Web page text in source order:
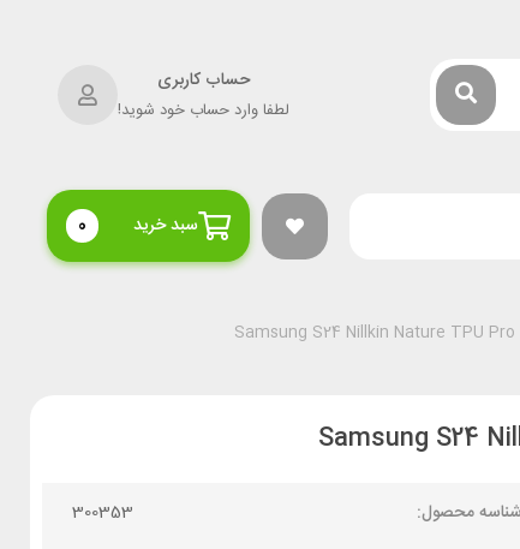
حساب کاربری
لطفا وارد حساب خود شوید!
سبد خرید 0
شناسه محصول: 300353